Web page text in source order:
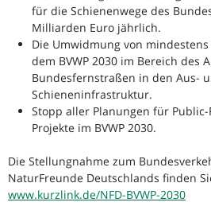
für die Schienenwege des
Milliarden Euro jährlich.
Die Umwidmung von
dem BVWP 2030 im Bereich des
Bundesfernstraßen in den Aus-
Schieneninfrastruktur.
Stopp aller Planungen für
Projekte im BVWP 2030.
Die Stellungnahme zum
NaturFreunde Deutschlands finden
www.kurzlink.de/NFD-BVWP-2030